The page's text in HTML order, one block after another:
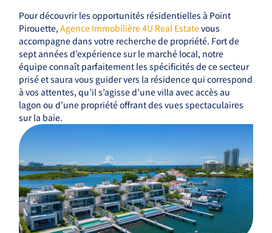
Pour découvrir les opportunités résidentielles à Point
Pirouette,Agence Immobilière 4U Real Estatevous
accompagne dans votre recherche de propriété. Fort de
sept années d’expérience sur le marché local, notre
équipe connaît parfaitement les spécificités de ce secteur
prisé et saura vous guider vers la résidence qui correspond
à vos attentes, qu’il s’agisse d’une villa avec accès au
lagon ou d’une propriété offrant des vues spectaculaires
sur la baie.